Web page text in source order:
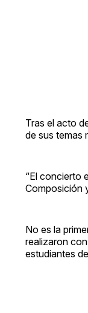
Tras el acto
de sus temas
“El concierto
Composición
No es la
realizaron
estudiantes